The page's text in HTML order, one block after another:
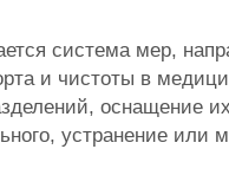
система мер,
и чистоты в
оснащение
устранение или